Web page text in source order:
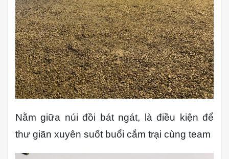
Nằm giữa núi đồi bát ngát, là điều kiện để
thư giãn xuyên suốt buổi cắm trại cùng team